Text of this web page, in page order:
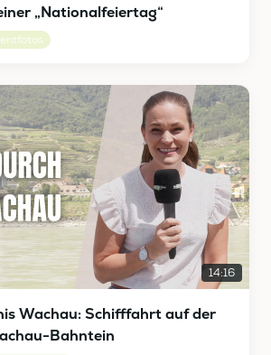
„Nationalfeiertag“
14:16
Wachau: Schifffahrt auf der
Bahntein